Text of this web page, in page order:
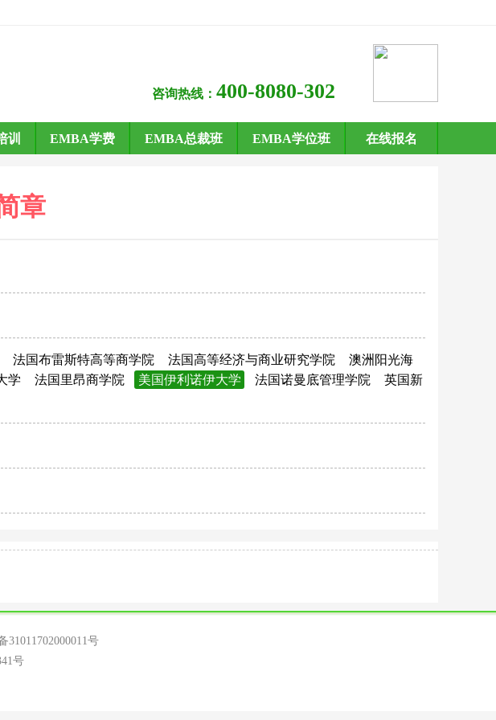
咨询热线： 400-8080-302
训 EMBA学费 EMBA总裁班 EMBA学位班 在线报名
章
法国布雷斯特高等商学院 法国高等经济与商业研究学院
澳洲阳光海
学 法国里昂商学院 美国伊利诺伊大学 法国诺曼底管理学院
英国新
31011702000011号
号